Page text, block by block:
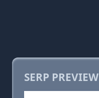
SERP PREVIEW